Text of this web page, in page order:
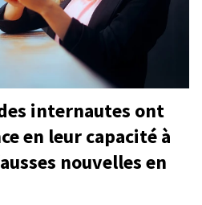
internautes ont
en leur capacité à
nouvelles en